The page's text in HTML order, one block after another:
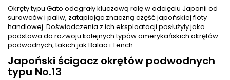
Okręty typu Gato odegrały kluczową rolę w odcięciu Japonii od
surowców i paliw, zatapiając znaczną część japońskiej floty
handlowej. Doświadczenia z ich eksploatacji posłużyły jako
podstawa do rozwoju kolejnych typów amerykańskich okrętów
podwodnych, takich jak Balao i Tench.
Japoński ścigacz okrętów podwodnych
typu No.13